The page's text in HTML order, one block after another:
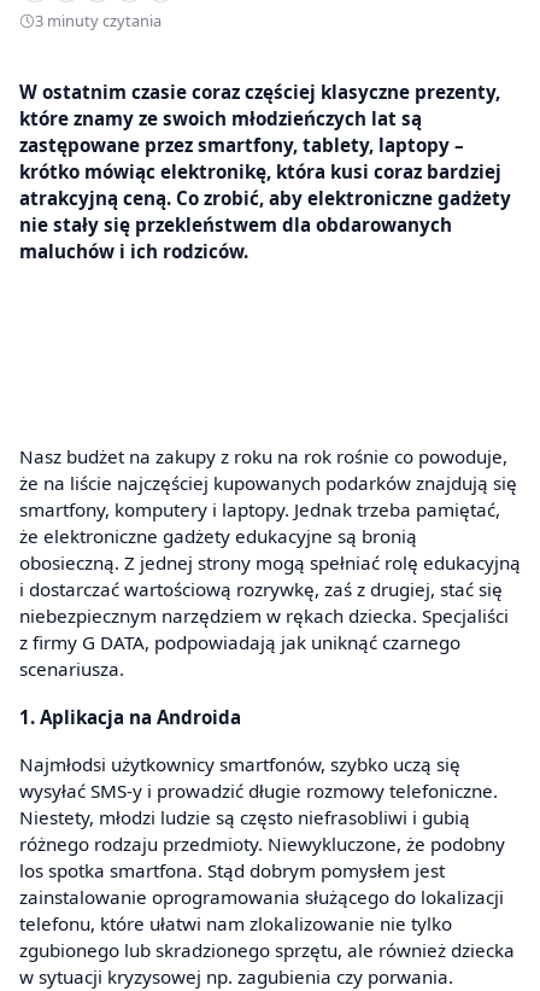
3 minuty czytania
W ostatnim czasie coraz częściej klasyczne prezenty,
które znamy ze swoich młodzieńczych lat są
zastępowane przez smartfony, tablety, laptopy –
krótko mówiąc elektronikę, która kusi coraz bardziej
atrakcyjną ceną. Co zrobić, aby elektroniczne gadżety
nie stały się przekleństwem dla obdarowanych
maluchów i ich rodziców.
Nasz budżet na zakupy z roku na rok rośnie co powoduje,
że na liście najczęściej kupowanych podarków znajdują się
smartfony, komputery i laptopy. Jednak trzeba pamiętać,
że elektroniczne gadżety edukacyjne są bronią
obosieczną. Z jednej strony mogą spełniać rolę edukacyjną
i dostarczać wartościową rozrywkę, zaś z drugiej, stać się
niebezpiecznym narzędziem w rękach dziecka. Specjaliści
z firmy G DATA, podpowiadają jak uniknąć czarnego
scenariusza.
1. Aplikacja na Androida
Najmłodsi użytkownicy smartfonów, szybko uczą się
wysyłać SMS-y i prowadzić długie rozmowy telefoniczne.
Niestety, młodzi ludzie są często niefrasobliwi i gubią
różnego rodzaju przedmioty. Niewykluczone, że podobny
los spotka smartfona. Stąd dobrym pomysłem jest
zainstalowanie oprogramowania służącego do lokalizacji
telefonu, które ułatwi nam zlokalizowanie nie tylko
zgubionego lub skradzionego sprzętu, ale również dziecka
w sytuacji kryzysowej np. zagubienia czy porwania.